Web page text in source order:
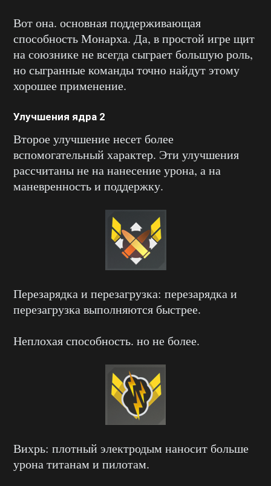
Вот она. основная поддерживающая
способность Монарха. Да, в простой игре щит
на союзнике не всегда сыграет большую роль,
но сыгранные команды точно найдут этому
хорошее применение.
Улучшения ядра 2
Второе улучшение несет более
вспомогательный характер. Эти улучшения
рассчитаны не на нанесение урона, а на
маневренность и поддержку.
Перезарядка и перезагрузка: перезарядка и
перезагрузка выполняются быстрее.
Неплохая способность. но не более.
Вихрь: плотный электродым наносит больше
урона титанам и пилотам.